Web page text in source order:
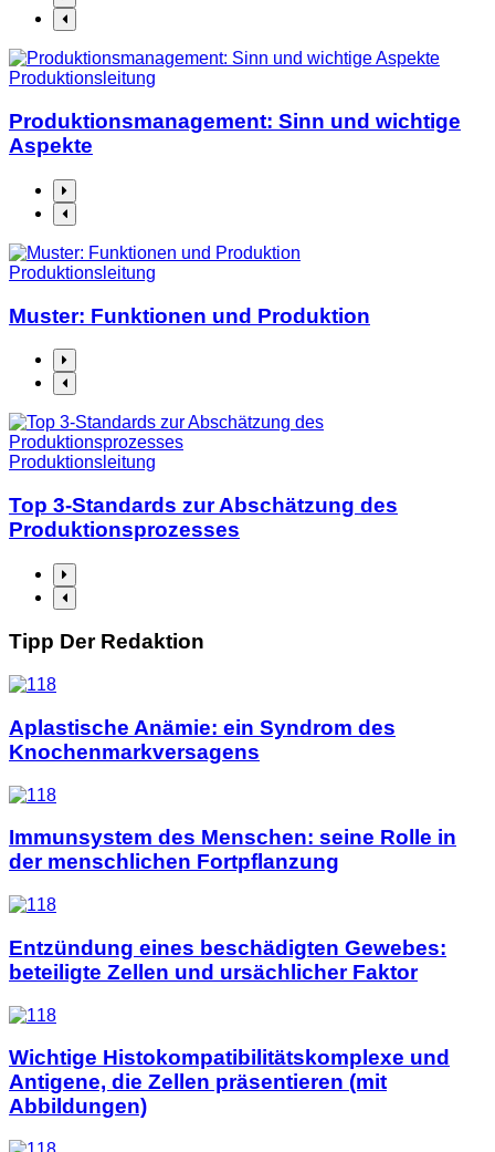
Produktionsleitung
Produktionsmanagement: Sinn und wichtige
Aspekte
Produktionsleitung
Muster: Funktionen und Produktion
Produktionsleitung
Top 3-Standards zur Abschätzung des
Produktionsprozesses
Tipp Der Redaktion
Aplastische Anämie: ein Syndrom des
Knochenmarkversagens
Immunsystem des Menschen: seine Rolle in
der menschlichen Fortpflanzung
Entzündung eines beschädigten Gewebes:
beteiligte Zellen und ursächlicher Faktor
Wichtige Histokompatibilitätskomplexe und
Antigene, die Zellen präsentieren (mit
Abbildungen)